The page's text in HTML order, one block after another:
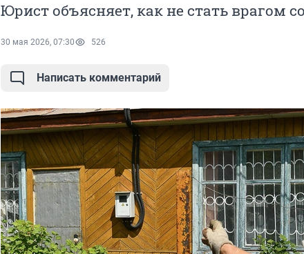
Юрист объясняет, как не стать врагом
30 мая 2026, 07:30 526
Написать комментарий